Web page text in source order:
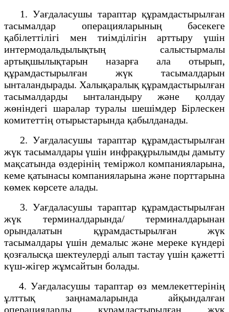
1. Уағдаласушы тараптар құрамдастырылған
тасымалдар операцияларының бәсекеге
қабілеттілігі мен тиімділігін арттыру үшін
интермодальдылықтың салыстырмалы
артықшылықтарын назарға ала отырып,
құрамдастырылған жүк тасымалдарын
ынталандырады. Халықаралық құрамдастырылған
тасымалдарды ынталандыру және қолдау
жөніндегі шаралар туралы шешімдер Бірлескен
комитеттің отырыстарында қабылданады.
2. Уағдаласушы тараптар құрамдастырылған
жүк тасымалдары үшін инфрақұрылымды дамыту
мақсатында өздерінің теміржол компанияларына,
кеме қатынасы компанияларына және порттарына
көмек көрсете алады.
3. Уағдаласушы тараптар құрамдастырылған
жүк терминалдарында/ терминалдарынан
орындалатын құрамдастырылған жүк
тасымалдары үшін демалыс және мереке күндері
қозғалысқа шектеулерді алып тастау үшін қажетті
күш-жігер жұмсайтын болады.
4. Уағдаласушы тараптар өз мемлекеттерінің
ұлттық заңнамаларында айқындалған
операцияларды құрамдастырылған жүк